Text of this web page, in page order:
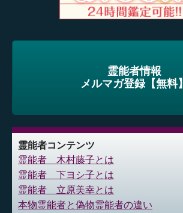
霊能者情報
メルマガ登録【無料】
霊能者コンテンツ
霊能者 木村藤子とは
霊能者 下ヨシ子とは
霊能者 立原美幸とは
本物霊能者と偽物霊能者の違い